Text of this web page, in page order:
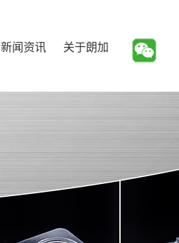
新闻资讯 关于朗加